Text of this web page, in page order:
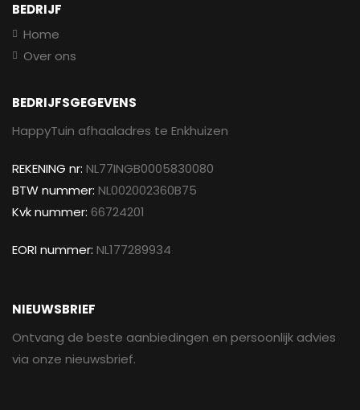
BEDRIJF
Home
Over ons
BEDRIJFSGEGEVENS
HappyTuin afhaaladres te Enkhuizen
REKENING nr: NL77INGB0005830080
BTW nummer: NL002002360B75
Kvk nummer: 66724201
EORI nummer: NL177289934
NIEUWSBRIEF
Ontvang de beste aanbiedingen en persoonlijk advies
via onze nieuwsbrief.